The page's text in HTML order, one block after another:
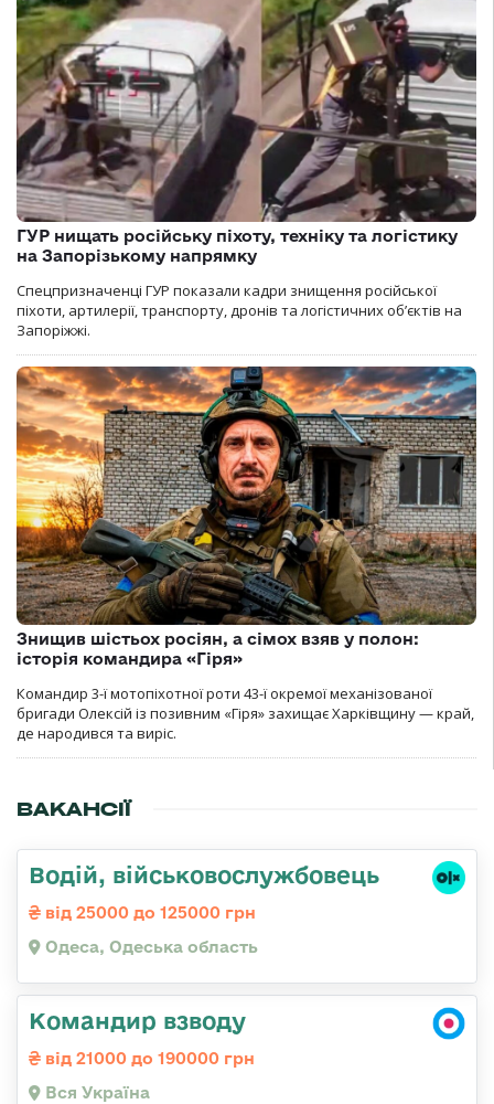
ГУР нищать російську піхоту, техніку та логістику
на Запорізькому напрямку
Спецпризначенці ГУР показали кадри знищення російської
піхоти, артилерії, транспорту, дронів та логістичних об’єктів на
Запоріжжі.
Знищив шістьох росіян, а сімох взяв у полон:
історія командира «Гіря»
Командир 3-ї мотопіхотної роти 43-ї окремої механізованої
бригади Олексій із позивним «Гіря» захищає Харківщину — край,
де народився та виріс.
ВАКАНСІЇ
Водій, військовослужбовець
від 25000 до 125000 грн
Одеса, Одеська область
Командир взводу
від 21000 до 190000 грн
Вся Україна